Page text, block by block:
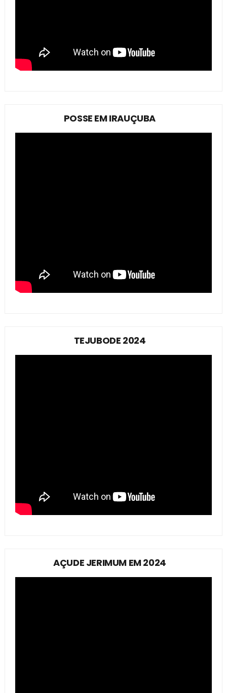
POSSE EM IRAUÇUBA
TEJUBODE 2024
AÇUDE JERIMUM EM 2024